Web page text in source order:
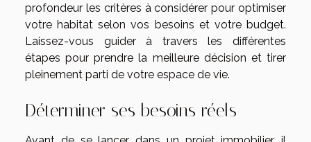
profondeur les critères à considérer pour optimiser
votre habitat selon vos besoins et votre budget.
Laissez-vous guider à travers les différentes
étapes pour prendre la meilleure décision et tirer
pleinement parti de votre espace de vie.
Déterminer ses besoins réels